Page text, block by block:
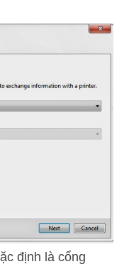
định là cổng